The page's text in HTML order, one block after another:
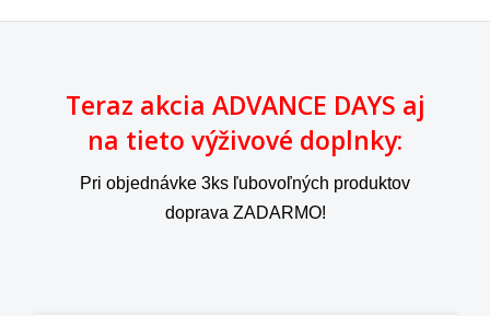
Teraz akcia ADVANCE DAYS aj
na tieto výživové doplnky:
Pri objednávke 3ks ľubovoľných produktov
doprava ZADARMO!